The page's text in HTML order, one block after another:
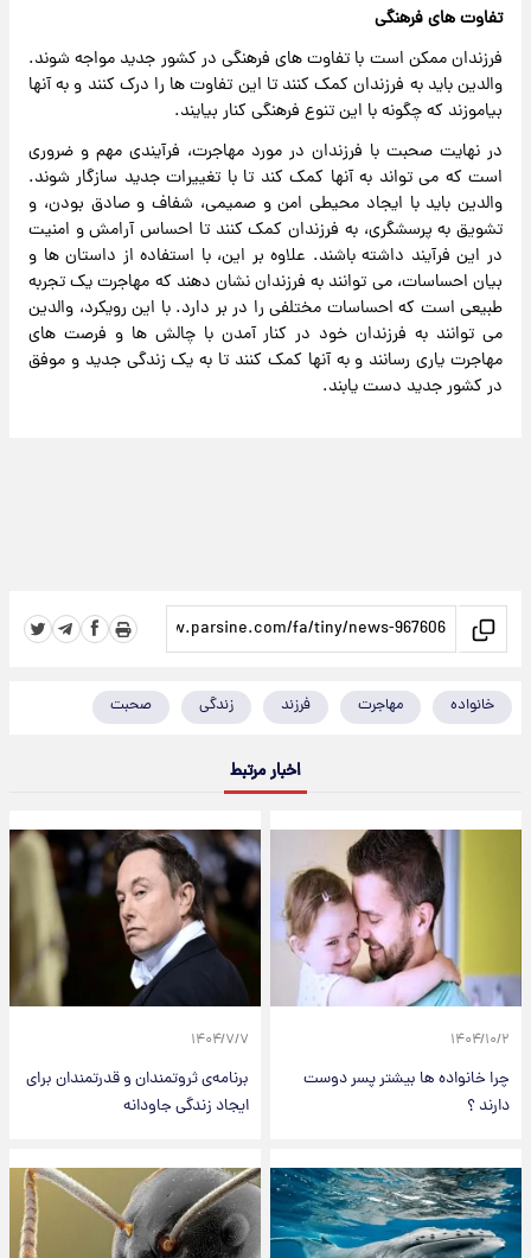
تفاوت های فرهنگی
فرزندان ممکن است با تفاوت های فرهنگی در کشور جدید مواجه شوند.
والدین باید به فرزندان کمک کنند تا این تفاوت ها را درک کنند و به آنها
بیاموزند که چگونه با این تنوع فرهنگی کنار بیایند.
در نهایت صحبت با فرزندان در مورد مهاجرت، فرآیندی مهم و ضروری
است که می تواند به آنها کمک کند تا با تغییرات جدید سازگار شوند.
والدین باید با ایجاد محیطی امن و صمیمی، شفاف و صادق بودن، و
تشویق به پرسشگری، به فرزندان کمک کنند تا احساس آرامش و امنیت
در این فرآیند داشته باشند. علاوه بر این، با استفاده از داستان ها و
بیان احساسات، می توانند به فرزندان نشان دهند که مهاجرت یک تجربه
طبیعی است که احساسات مختلفی را در بر دارد. با این رویکرد، والدین
می توانند به فرزندان خود در کنار آمدن با چالش ها و فرصت های
مهاجرت یاری رسانند و به آنها کمک کنند تا به یک زندگی جدید و موفق
در کشور جدید دست یابند.
خانواده مهاجرت فرزند زندگی صحبت
اخبار مرتبط
۱۴۰۴/۱۰/۲
چرا خانواده ها بیشتر پسر دوست
دارند ؟
۱۴۰۴/۷/۷
برنامه‌ی ثروتمندان و قدرتمندان برای
ایجاد زندگی جاودانه